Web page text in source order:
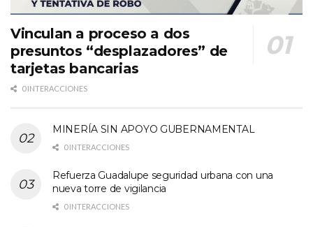
Vinculan a proceso a dos
presuntos “desplazadores” de
tarjetas bancarias
0 INTERACCIONES
MINERÍA SIN APOYO GUBERNAMENTAL
0 INTERACCIONES
Refuerza Guadalupe seguridad urbana con una
nueva torre de vigilancia
0 INTERACCIONES